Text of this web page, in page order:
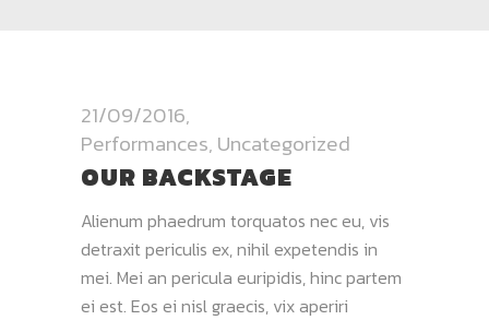
21/09/2016
Performances, Uncategorized
OUR BACKSTAGE
Alienum phaedrum torquatos nec eu, vis
detraxit periculis ex, nihil expetendis in
mei. Mei an pericula euripidis, hinc partem
ei est. Eos ei nisl graecis, vix aperiri